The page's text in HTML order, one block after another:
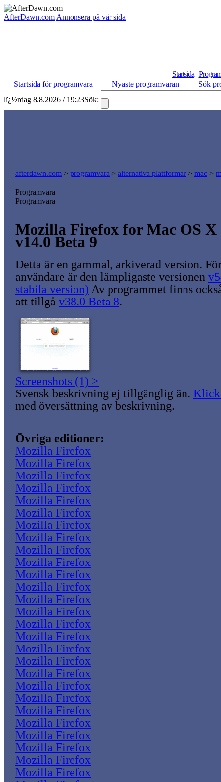
AfterDawn.com Annonsera på vår sida
Startsida
Startsida för programvara
Nyaste programvaran
Sök
lï¿½rdag 8.8.2026 / 19:23Sök:
afterdawn.com > programvara > alternativa plattformar > mac >
Programvara
Programvara
Mozilla Firefox for Mac OS X
v14.0 Beta 9
Detta är en gammal, arkiverad version.
användare är den lämpligaste versionen
stabila version) Av programmet finns
att tillgå v38.0 Beta 8.
Screenshots (1) >
Svensk beskrivning ej tillgänglig än.
med översättning av beskrivning.
Övriga editioner:
Mozilla Firefox
Mozilla Firefox
Mozilla Firefox
Mozilla Firefox
Mozilla Firefox
Mozilla Firefox
Mozilla Firefox
Mozilla Firefox
Mozilla Firefox
Mozilla Firefox
Mozilla Firefox
Mozilla Firefox
Mozilla Firefox
Mozilla Firefox
Mozilla Firefox
Mozilla Firefox
Mozilla Firefox
Mozilla Firefox
Mozilla Firefox
Mozilla Firefox
Mozilla Firefox
Mozilla Firefox
Mozilla Firefox
Mozilla Firefox
Mozilla Firefox
Mozilla Firefox
Mozilla Firefox